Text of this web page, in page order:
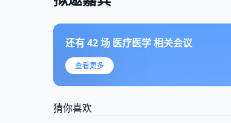
还有42场 医疗医学相关会议
查看更多
猜你喜欢